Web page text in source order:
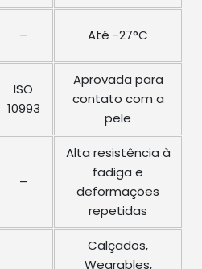
– Até -27°C
ISO
10993
Aprovada para
contato com a
pele
–
Alta resistência à
fadiga e
deformações
repetidas
Calçados,
Wearables,